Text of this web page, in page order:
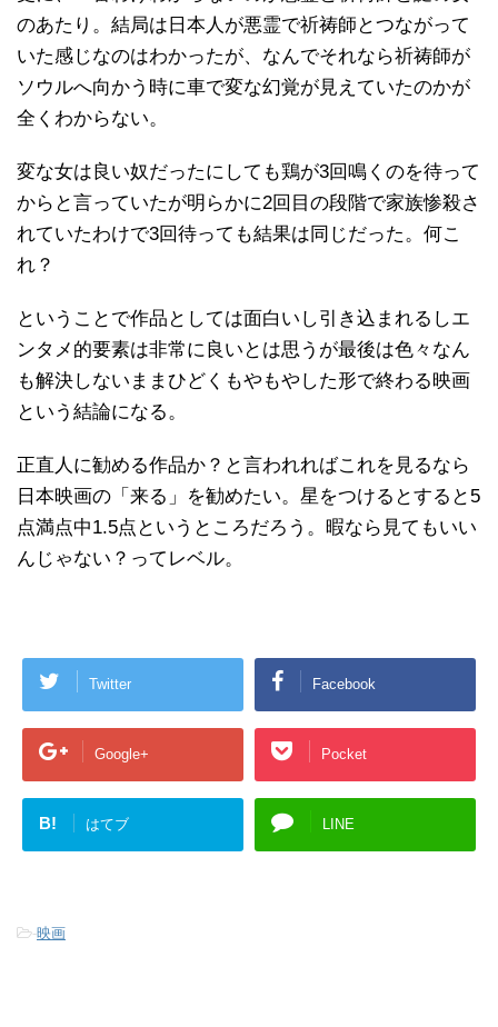
のあたり。結局は日本人が悪霊で祈祷師とつながって
いた感じなのはわかったが、なんでそれなら祈祷師が
ソウルへ向かう時に車で変な幻覚が見えていたのかが
全くわからない。
変な女は良い奴だったにしても鶏が3回鳴くのを待って
からと言っていたが明らかに2回目の段階で家族惨殺さ
れていたわけで3回待っても結果は同じだった。何こ
れ？
ということで作品としては面白いし引き込まれるしエ
ンタメ的要素は非常に良いとは思うが最後は色々なん
も解決しないままひどくもやもやした形で終わる映画
という結論になる。
正直人に勧める作品か？と言われればこれを見るなら
日本映画の「来る」を勧めたい。星をつけるとすると5
点満点中1.5点というところだろう。暇なら見てもいい
んじゃない？ってレベル。
Twitter Facebook
Google+ Pocket
B! はてブ LINE
-映画